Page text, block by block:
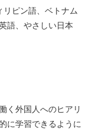
ピン語、ベトナム
語、やさしい日本
外国人へのヒアリ
に学習できるように